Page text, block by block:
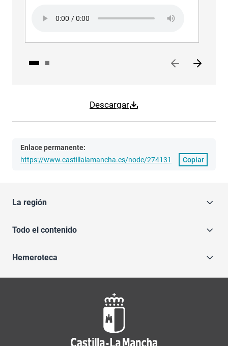
Descargar
Enlace permanente:
https://www.castillalamancha.es/node/274131
Copiar
La región
Todo el contenido
Hemeroteca